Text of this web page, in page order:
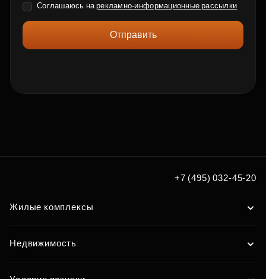
Соглашаюсь нарекламно-информационные рассылки
Отправить
+7 (495) 032-45-20
Жилые комплексы
Недвижимость